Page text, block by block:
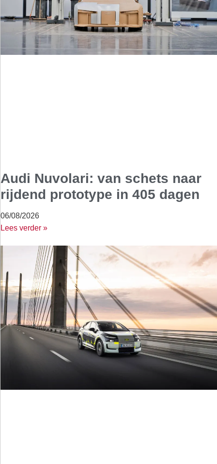
Audi Nuvolari: van schets naar
rijdend prototype in 405 dagen
06/08/2026
Lees verder »